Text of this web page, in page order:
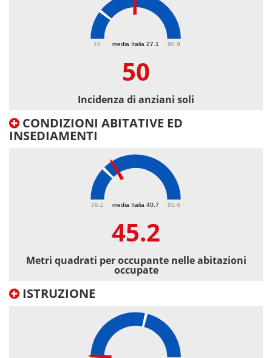
media Italia 27.1
10 90.9
50
Incidenza di anziani soli
CONDIZIONI ABITATIVE ED
INSEDIAMENTI
media Italia 40.7
26.2 85.6
45.2
Metri quadrati per occupante nelle abitazioni
occupate
ISTRUZIONE